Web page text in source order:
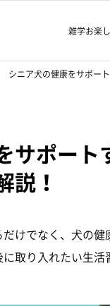
雑学お楽
シニア犬の健康をサポー
サポー
説！
けでなく、犬の
取り入れたい生